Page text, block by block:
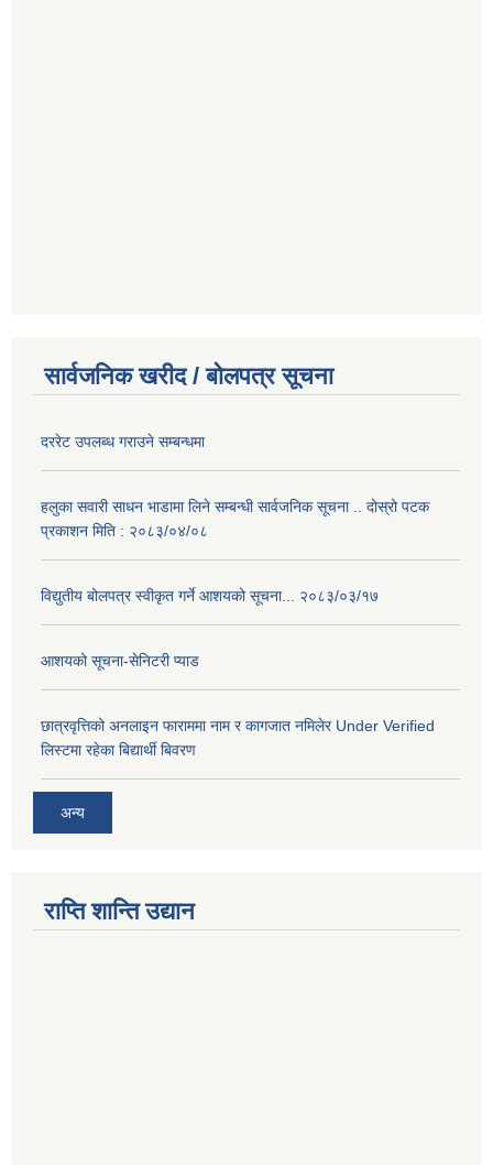
सार्वजनिक खरीद / बोलपत्र सूचना
दररेट उपलब्ध गराउने सम्बन्धमा
हलुका सवारी साधन भाडामा लिने सम्बन्धी सार्वजनिक सूचना .. दोस्रो पटक
प्रकाशन मिति : २०८३/०४/०८
विद्युतीय बोलपत्र स्वीकृत गर्ने आशयको सूचना... २०८३/०३/१७
आशयको सूचना-सेनिटरी प्याड
छात्रवृत्तिको अनलाइन फाराममा नाम र कागजात नमिलेर Under Verified
लिस्टमा रहेका बिद्यार्थी बिवरण
अन्य
राप्ति शान्ति उद्यान